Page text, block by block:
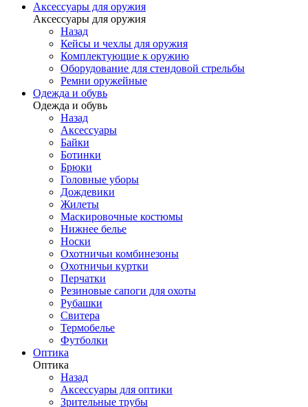
Аксессуары для оружия
Аксессуары для оружия
Назад
Кейсы и чехлы для оружия
Комплектующие к оружию
Оборудование для стендовой стрельбы
Ремни оружейные
Одежда и обувь
Одежда и обувь
Назад
Аксессуары
Байки
Ботинки
Брюки
Головные уборы
Дождевики
Жилеты
Маскировочные костюмы
Нижнее белье
Носки
Охотничьи комбинезоны
Охотничьи куртки
Перчатки
Резиновые сапоги для охоты
Рубашки
Свитера
Термобелье
Футболки
Оптика
Оптика
Назад
Аксессуары для оптики
Зрительные трубы